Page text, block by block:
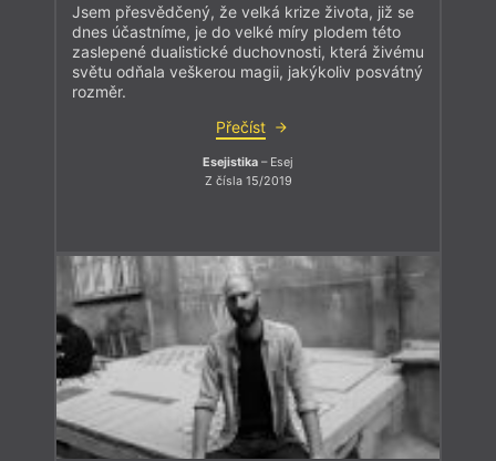
Jsem přesvědčený, že velká krize života, již se
dnes účastníme, je do velké míry plodem této
zaslepené dualistické duchovnosti, která živému
světu odňala veškerou magii, jakýkoliv posvátný
rozměr.
Přečíst
Esejistika – Esej
Z čísla 15/2019